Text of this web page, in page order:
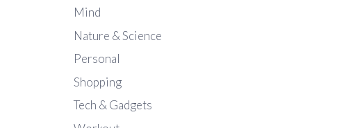
Mind
Nature & Science
Personal
Shopping
Tech & Gadgets